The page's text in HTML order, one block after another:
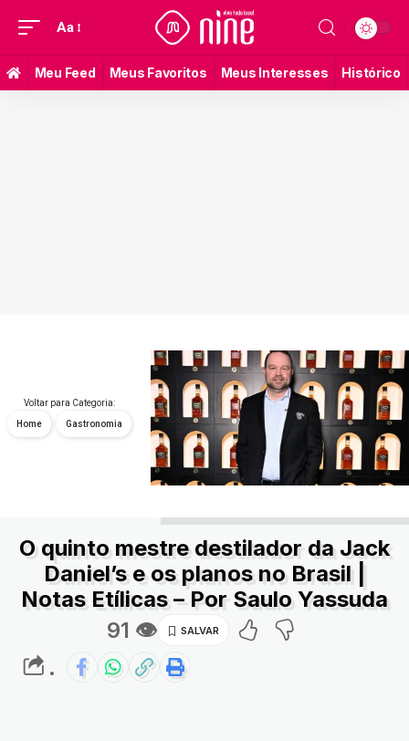
Aa
Meu Feed Meus Favoritos Meus Interesses Histórico
Voltar para Categoria:
Home Gastronomia
O quinto mestre destilador da Jack
Daniel’s e os planos no Brasil |
Notas Etílicas – Por Saulo Yassuda
91 👁
.